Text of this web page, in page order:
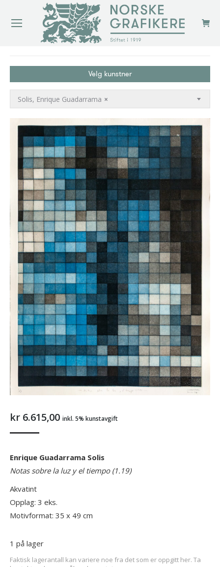
Velg kunstner
×
Solis, Enrique Guadarrama
kr 6.615,00 inkl. 5% kunstavgift
Enrique Guadarrama Solis
Notas sobre la luz y el tiempo (1.19)
Akvatint
Opplag: 3 eks.
Motivformat: 35 x 49 cm
1 på lager
Faktisk lagerantall kan variere noe fra det som er oppgitt her. Ta